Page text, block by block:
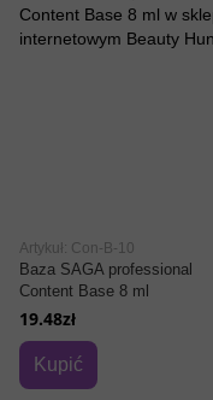
Artykuł: Con-B-10
Baza SAGA professional
Content Base 8 ml
19.48zł
Kupić